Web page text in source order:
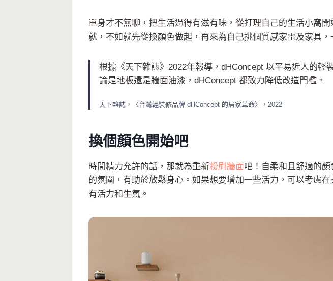
單身才不無聊，把生活過得有滋有味，從打理自己的生活小窩
就，不如就先從換顏色做起，再來為自己挑個質感家電及家具
根據《天下雜誌》2022年報導，dHConcept 以平易近人的
論是地板還是牆面油漆，dHConcept 都致力降低改造門檻。
天下雜誌，〈台灣輕裝修品牌 dHConcept 的居家革命〉，2022
換個顏色開始吧
時間精力允許的話，那就為重新粉刷牆面吧！自柔和且舒適的
的氛圍，有助於放鬆身心。如果想要增加一些活力，可以考慮
有活力和生氣。